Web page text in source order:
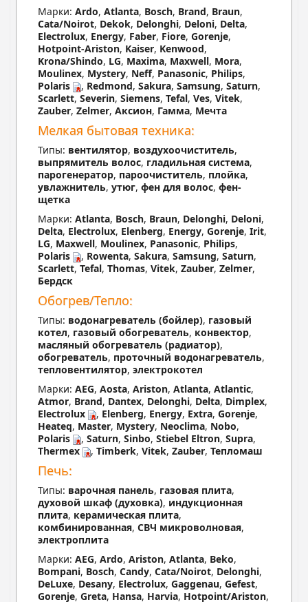
Марки: Ardo, Atlanta, Bosch, Brand, Braun,
Cata/Noirot, Dekok, Delonghi, Deloni, Delta,
Electrolux, Energy, Faber, Fiore, Gorenje,
Hotpoint-Ariston, Kaiser, Kenwood,
Krona/Shindo, LG, Maxima, Maxwell, Mora,
Moulinex, Mystery, Neff, Panasonic, Philips,
Polaris
, Redmond, Sakura, Samsung, Saturn,
Scarlett, Severin, Siemens, Tefal, Ves, Vitek,
Zauber, Zelmer, Аксион, Гамма, Мечта
Мелкая бытовая техника:
Типы: вентилятор, воздухоочиститель,
выпрямитель волос, гладильная система,
парогенератор, пароочиститель, плойка,
увлажнитель, утюг, фен для волос, фен-
щетка
Марки: Atlanta, Bosch, Braun, Delonghi, Deloni,
Delta, Electrolux, Elenberg, Energy, Gorenje, Irit,
LG, Maxwell, Moulinex, Panasonic, Philips,
Polaris
, Rowenta, Sakura, Samsung, Saturn,
Scarlett, Tefal, Thomas, Vitek, Zauber, Zelmer,
Бердск
Обогрев/Тепло:
Типы: водонагреватель (бойлер), газовый
котел, газовый обогреватель, конвектор,
масляный обогреватель (радиатор),
обогреватель, проточный водонагреватель,
тепловентилятор, электрокотел
Марки: AEG, Aosta, Ariston, Atlanta, Atlantic,
Atmor, Brand, Dantex, Delonghi, Delta, Dimplex,
Electrolux
, Elenberg, Energy, Extra, Gorenje,
Heateq, Master, Mystery, Neoclima, Nobo,
Polaris
, Saturn, Sinbo, Stiebel Eltron, Supra,
Thermex
, Timberk, Vitek, Zauber, Тепломаш
Печь:
Типы: варочная панель, газовая плита,
духовой шкаф (духовка), индукционная
плита, керамическая плита,
комбинированная, СВЧ микроволновая,
электроплита
Марки: AEG, Ardo, Ariston, Atlanta, Beko,
Bompani, Bosch, Candy, Cata/Noirot, Delonghi,
DeLuxe, Desany, Electrolux, Gaggenau, Gefest,
Gorenje, Greta, Hansa, Harvia, Hotpoint/Ariston,